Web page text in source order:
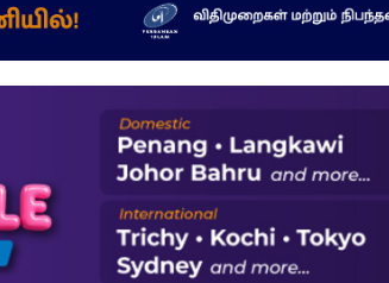
மக்கள்